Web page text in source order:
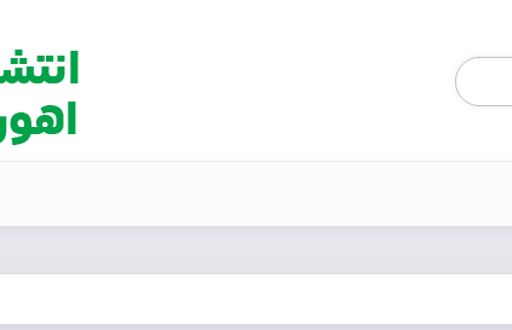
Products
search